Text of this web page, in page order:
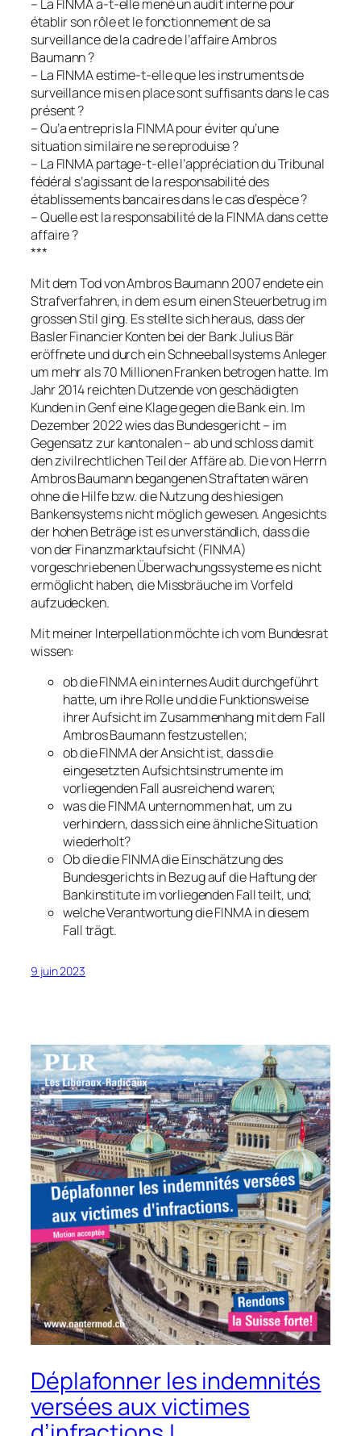
– La FINMA a-t-elle mené un audit interne pour
établir son rôle et le fonctionnement de sa
surveillance de la cadre de l’affaire Ambros
Baumann ?
– La FINMA estime-t-elle que les instruments de
surveillance mis en place sont suffisants dans le cas
présent ?
– Qu’a entrepris la FINMA pour éviter qu’une
situation similaire ne se reproduise ?
– La FINMA partage-t-elle l’appréciation du Tribunal
fédéral s’agissant de la responsabilité des
établissements bancaires dans le cas d’espèce ?
– Quelle est la responsabilité de la FINMA dans cette
affaire ?
***
Mit dem Tod von Ambros Baumann 2007 endete ein
Strafverfahren, in dem es um einen Steuerbetrug im
grossen Stil ging. Es stellte sich heraus, dass der
Basler Financier Konten bei der Bank Julius Bär
eröffnete und durch ein Schneeballsystems Anleger
um mehr als 70 Millionen Franken betrogen hatte. Im
Jahr 2014 reichten Dutzende von geschädigten
Kunden in Genf eine Klage gegen die Bank ein. Im
Dezember 2022 wies das Bundesgericht – im
Gegensatz zur kantonalen – ab und schloss damit
den zivilrechtlichen Teil der Affäre ab. Die von Herrn
Ambros Baumann begangenen Straftaten wären
ohne die Hilfe bzw. die Nutzung des hiesigen
Bankensystems nicht möglich gewesen. Angesichts
der hohen Beträge ist es unverständlich, dass die
von der Finanzmarktaufsicht (FINMA)
vorgeschriebenen Überwachungssysteme es nicht
ermöglicht haben, die Missbräuche im Vorfeld
aufzudecken.
Mit meiner Interpellation möchte ich vom Bundesrat
wissen:
ob die FINMA ein internes Audit durchgeführt
hatte, um ihre Rolle und die Funktionsweise
ihrer Aufsicht im Zusammenhang mit dem Fall
Ambros Baumann festzustellen;
ob die FINMA der Ansicht ist, dass die
eingesetzten Aufsichtsinstrumente im
vorliegenden Fall ausreichend waren;
was die FINMA unternommen hat, um zu
verhindern, dass sich eine ähnliche Situation
wiederholt?
Ob die die FINMA die Einschätzung des
Bundesgerichts in Bezug auf die Haftung der
Bankinstitute im vorliegenden Fall teilt, und;
welche Verantwortung die FINMA in diesem
Fall trägt.
9 juin 2023
Déplafonner les indemnités
versées aux victimes